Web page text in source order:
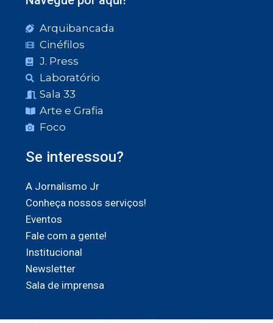
Arquibancada
Cinéfilos
J. Press
Laboratório
Sala 33
Arte e Grafia
Foco
Se interessou?
A Jornalismo Jr
Conheça nossos serviços!
Eventos
Fale com a gente!
Institucional
Newsletter
Sala de imprensa